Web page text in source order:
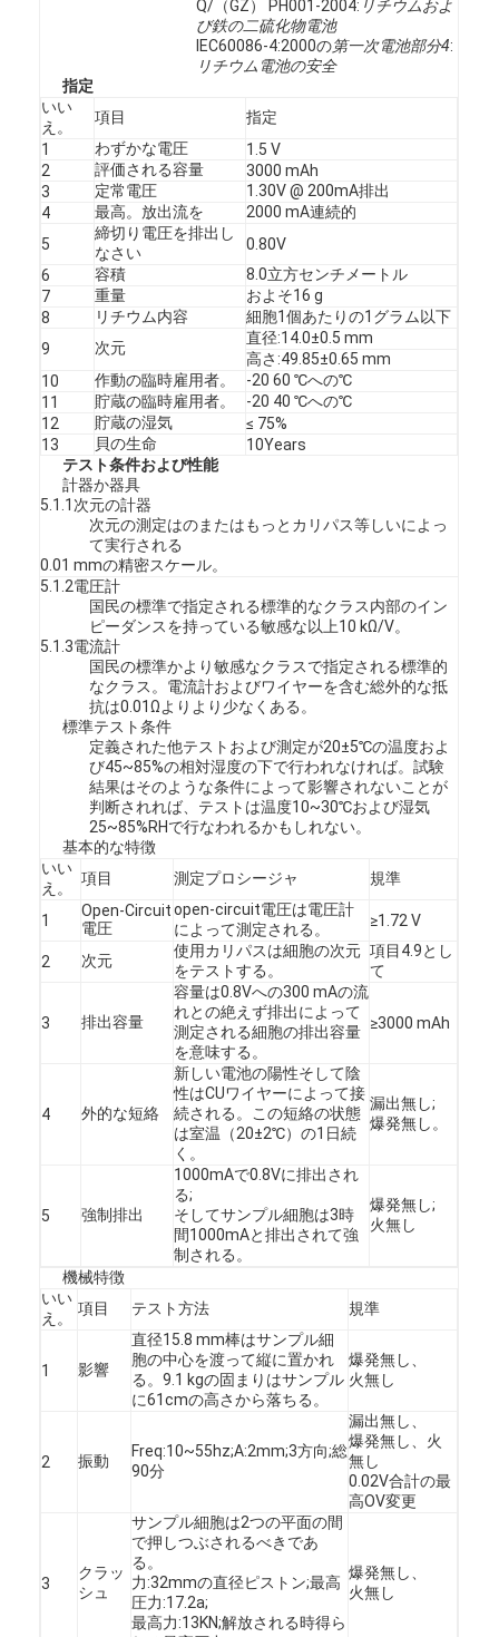
私達について
品質管理
私達に連絡しなさい
ニュース
今すぐチャット
リチウム lifepo4 電池
リチウムポリマー電池
エネルギー蓄積電池
Q/（GZ） PH001-2004: リチウムおよ
び鉄の二硫化物電池
IEC60086-4:2000の第一次電池部分4:
リチウム電池の安全
指定
いい
え。
項目
指定
1
わずかな電圧
1.5 V
2
評価される容量
3000 mAh
3
定常電圧
1.30V @ 200mA排出
4
最高。放出流を
2000 mA連続的
5
締切り電圧を排出し
なさい
0.80V
6
容積
8.0立方センチメートル
7
重量
およそ16 g
8
リチウム内容
細胞1個あたりの1グラム以下
9
次元
直径:14.0±0.5 mm
高さ:49.85±0.65 mm
10
作動の臨時雇用者。
-20 60 ℃への℃
11
貯蔵の臨時雇用者。
-20 40 ℃への℃
12
貯蔵の湿気
≤ 75%
13
貝の生命
10Years
テスト条件および性能
計器か器具
5.1.1次元の計器
次元の測定はのまたはもっとカリパス等しいによっ
て実行される
0.01 mmの精密スケール。
5.1.2電圧計
国民の標準で指定される標準的なクラス内部のイン
ピーダンスを持っている敏感な以上10 kΩ/V。
5.1.3電流計
国民の標準かより敏感なクラスで指定される標準的
なクラス。電流計およびワイヤーを含む総外的な抵
抗は0.01Ωよりより少なくある。
標準テスト条件
定義された他テストおよび測定が20±5℃の温度およ
び45~85%の相対湿度の下で行われなければ。試験
結果はそのような条件によって影響されないことが
判断されれば、テストは温度10~30℃および湿気
25~85%RHで行なわれるかもしれない。
基本的な特徴
いい
え。
項目 測定プロシージャ 規準
1
Open-Circuit
電圧
open-circuit電圧は電圧計
によって測定される。
≥1.72 V
2 次元
使用カリパスは細胞の次元
をテストする。
項目4.9とし
て
3 排出容量
容量は0.8Vへの300 mAの流
れとの絶えず排出によって
測定される細胞の排出容量
を意味する。
≥3000 mAh
4 外的な短絡
新しい電池の陽性そして陰
性はCUワイヤーによって接
続される。この短絡の状態
は室温（20±2℃）の1日続
く。
漏出無し;
爆発無し。
5 強制排出
1000mAで0.8Vに排出され
る;
そしてサンプル細胞は3時
間1000mAと排出されて強
制される。
爆発無し;
火無し
機械特徴
いい
え。
項目 テスト方法 規準
1 影響
直径15.8 mm棒はサンプル細
胞の中心を渡って縦に置かれ
る。9.1 kgの固まりはサンプル
に61cmの高さから落ちる。
爆発無し、
火無し
2 振動
Freq:10~55hz;A:2mm;3方向;総
90分
漏出無し、
爆発無し、火
無し
0.02V合計の最
高OV変更
3
クラッ
シュ
サンプル細胞は2つの平面の間
で押しつぶされるべきであ
る。
力:32mmの直径ピストン;最高
圧力:17.2a;
最高力:13KN;解放される時得ら
爆発無し、
火無し